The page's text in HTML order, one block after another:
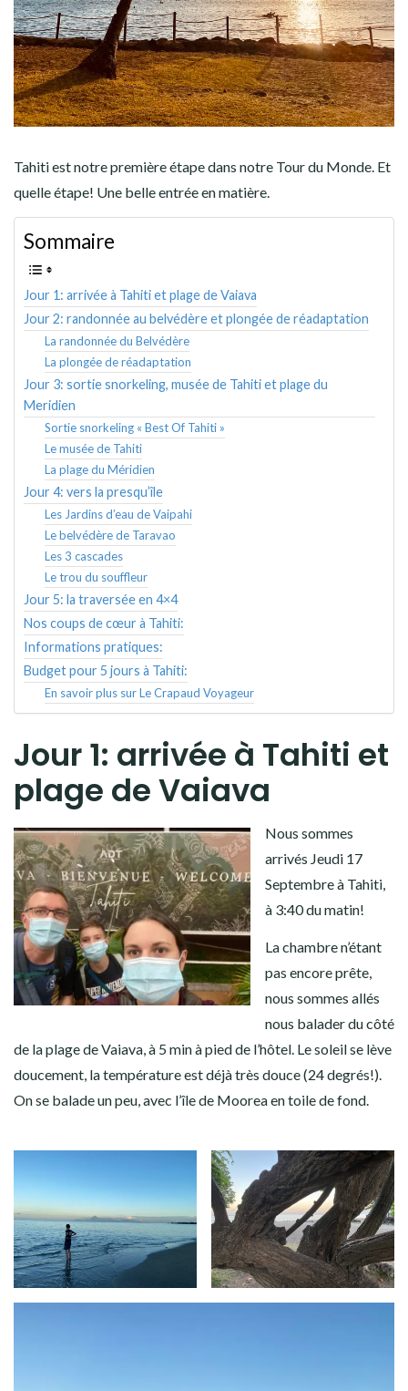
Tahiti est notre première étape dans notre Tour du Monde. Et
quelle étape! Une belle entrée en matière.
Sommaire
Jour 1: arrivée à Tahiti et plage de Vaiava
Jour 2: randonnée au belvédère et plongée de réadaptation
La randonnée du Belvédère
La plongée de réadaptation
Jour 3: sortie snorkeling, musée de Tahiti et plage du
Meridien
Sortie snorkeling « Best Of Tahiti »
Le musée de Tahiti
La plage du Méridien
Jour 4: vers la presqu’île
Les Jardins d’eau de Vaipahi
Le belvédère de Taravao
Les 3 cascades
Le trou du souffleur
Jour 5: la traversée en 4×4
Nos coups de cœur à Tahiti:
Informations pratiques:
Budget pour 5 jours à Tahiti:
En savoir plus sur Le Crapaud Voyageur
Jour 1: arrivée à Tahiti et
plage de Vaiava
Nous sommes
arrivés Jeudi 17
Septembre à Tahiti,
à 3:40 du matin!
La chambre n’étant
pas encore prête,
nous sommes allés
nous balader du côté
de la plage de Vaiava, à 5 min à pied de l’hôtel. Le soleil se lève
doucement, la température est déjà très douce (24 degrés!).
On se balade un peu, avec l’île de Moorea en toile de fond.